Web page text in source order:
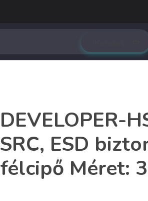
DEVELOPER-
SRC, ESD
félcipő Méret: